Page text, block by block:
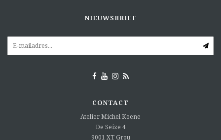
NIEUWSBRIEF
CONTACT
Atelier Michel Koene
De Seize 4
9001 XT Grou